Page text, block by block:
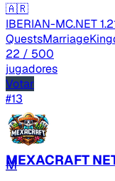
🇦🇷
IBERIAN-MC.NET
QuestsMarriage
22 / 500
jugadores
Votar
#13
M
MEXACRAFT